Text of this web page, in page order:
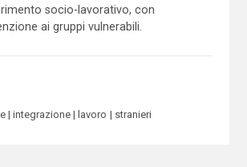
socio-lavorativo, con
ai gruppi vulnerabili.
integrazione lavoro stranieri